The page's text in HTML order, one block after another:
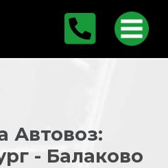
Автовоз:
- Балаково